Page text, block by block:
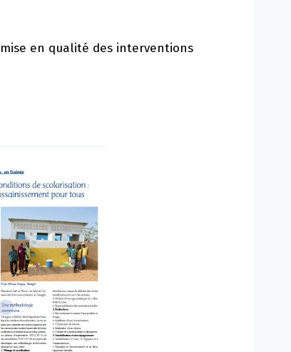
en qualité des interventions